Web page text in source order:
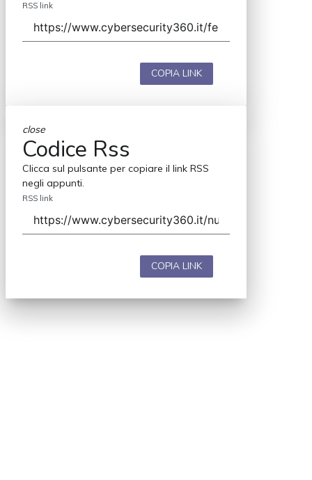
RSS link
COPIA LINK
close
Codice Rss
Clicca sul pulsante per copiare il link RSS
negli appunti.
RSS link
COPIA LINK